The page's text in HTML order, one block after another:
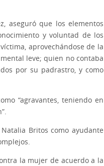
aseguró que los elementos
y voluntad de los
aprovechándose de la
leve; quien no contaba
por su padrastro, y como
“agravantes, teniendo en
Britos como ayudante
la mujer de acuerdo a la